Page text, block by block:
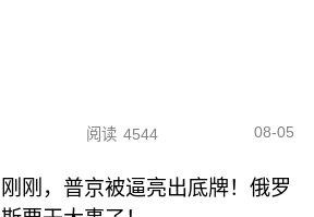
阅读 4544 08-05
刚刚，普京被逼亮出底牌！俄罗